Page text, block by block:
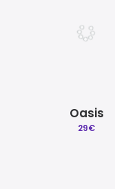
Oasis
29€